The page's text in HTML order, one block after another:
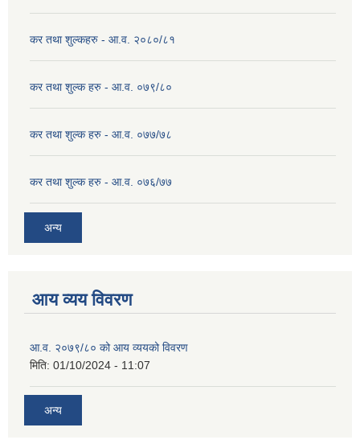
कर तथा शुल्कहरु - आ.व. २०८०/८१
कर तथा शुल्क हरु - आ.व. ०७९/८०
कर तथा शुल्क हरु - आ.व. ०७७/७८
कर तथा शुल्क हरु - आ.व. ०७६/७७
अन्य
आय व्यय विवरण
आ.व. २०७९/८० को आय व्ययको विवरण
मिति: 01/10/2024 - 11:07
अन्य